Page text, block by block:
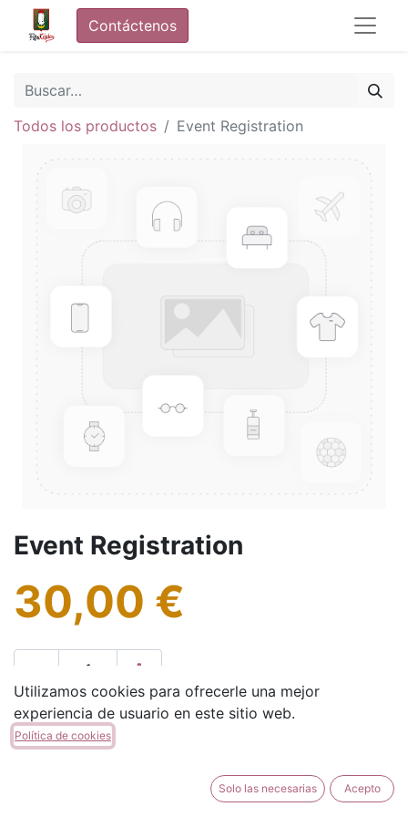
Contáctenos
Todos los productos Event Registration
Event Registration
30,00 €
AÑADIR A LA CESTA
Utilizamos cookies para ofrecerle una mejor
experiencia de usuario en este sitio web.
Política de cookies
Solo las necesarias Acepto